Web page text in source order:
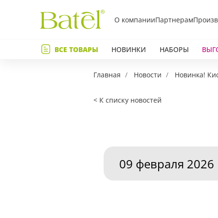
О компанииПартнерамТелефон
ВСЕ ТОВАРЫ НОВИНКИ НАБОРЫ
Главная Новости Новинка!
< К списку новостей
09 февраля 2026